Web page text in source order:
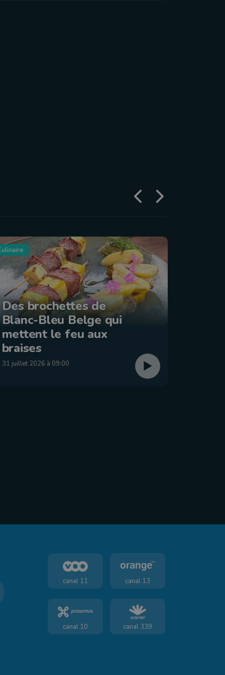
Des brochettes de
Blanc-Bleu Belge qui
mettent le feu aux
braises
31 juillet 2026 à 09:00
canal 11 canal 13
canal 10 canal 339